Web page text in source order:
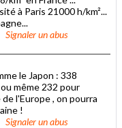
à Paris 21000 h/km²...
Signaler un abus
le Japon : 338
même 232 pour
l'Europe , on pourra
!
Signaler un abus